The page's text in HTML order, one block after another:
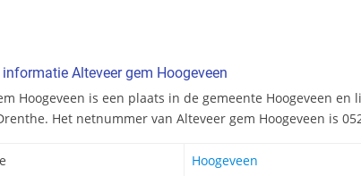
Alteveer gem Hoogeveen
Hoogeveen is een plaats in de gemeente Hoogeveen en
Het netnummer van Alteveer gem Hoogeveen is
Hoogeveen